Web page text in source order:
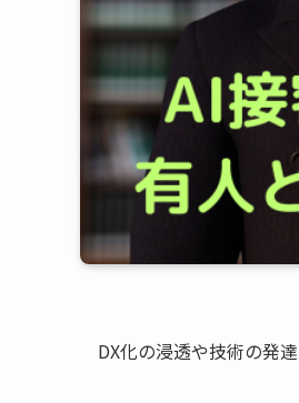
DX化の浸透や技術の発